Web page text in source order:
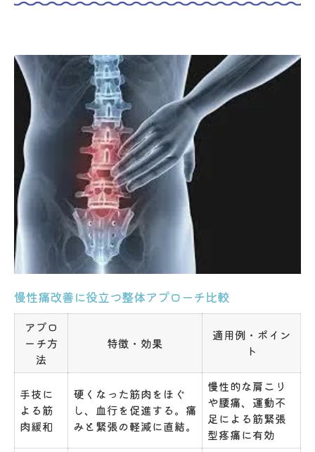
慢性痛改善に役立つ整体アプローチ比較
アプロ
ーチ方
法
特徴・効果
適用例・ポイン
ト
手技に
よる筋
肉緩和
硬くなった筋肉をほぐ
し、血行を促進する。痛
みと緊張の軽減に直結。
慢性的な肩こり
や腰痛、運動不
足による筋緊張
型疼痛に有効